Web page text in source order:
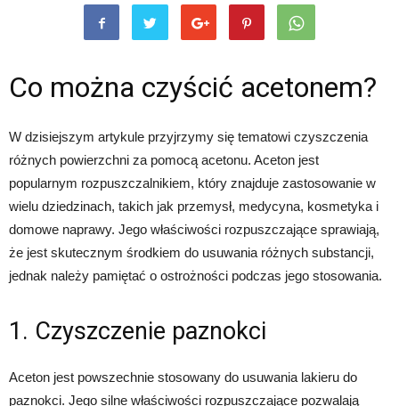
Co można czyścić acetonem?
W dzisiejszym artykule przyjrzymy się tematowi czyszczenia
różnych powierzchni za pomocą acetonu. Aceton jest
popularnym rozpuszczalnikiem, który znajduje zastosowanie w
wielu dziedzinach, takich jak przemysł, medycyna, kosmetyka i
domowe naprawy. Jego właściwości rozpuszczające sprawiają,
że jest skutecznym środkiem do usuwania różnych substancji,
jednak należy pamiętać o ostrożności podczas jego stosowania.
1. Czyszczenie paznokci
Aceton jest powszechnie stosowany do usuwania lakieru do
paznokci. Jego silne właściwości rozpuszczające pozwalają